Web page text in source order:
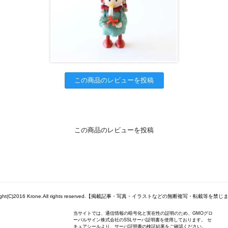
この商品のレビューを投稿
この商品のレビューを投稿
Krone.All rights reserved.【掲載記事・写真・イラストなどの無断複写・転載等を禁じま
当サイトでは、通信情報の暗号化と実在性の証明のため、GMOグロ
ーバルサイン株式会社のSSLサーバ証明書を使用しております。 セ
キュアシールより、サーバ証明書の検証結果をご確認ください。